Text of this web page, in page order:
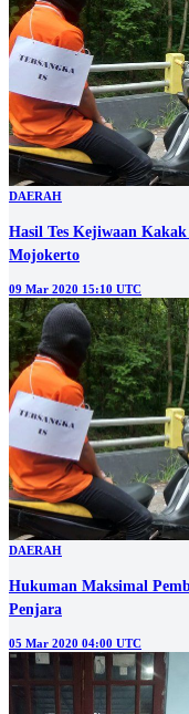
DAERAH
Hasil Tes Kejiwaan
Mojokerto
09 Mar 2020 15:10 UTC
DAERAH
Hukuman Maksimal
Penjara
05 Mar 2020 04:00 UTC